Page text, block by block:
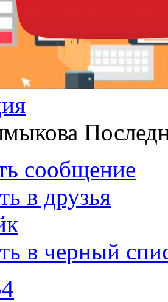
сообщение
в друзья
в черный